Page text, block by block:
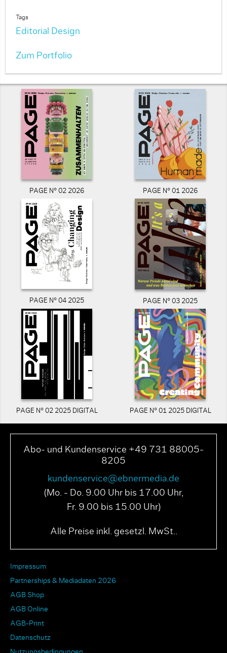
Tags
Editorial Design
Zum Portfolio
PAGE N° 02 2026 PAGE N° 01 2026
PAGE N° 04 2025 PAGE N° 03 2025
PAGE N° 02 2025 DIGITAL PAGE N° 01 2025 DIGITAL
Abo- und Kundenservice +49 731 88005-
8205
kundenservice@ebnermedia.de
(Mo. - Do. 9.00 Uhr bis 17.00 Uhr,
Fr. 9.00 bis 15.00 Uhr)
Alle Preise inkl. gesetzl. MwSt..
Impressum
Partnerships & Mediadaten 2026
AGB Shop
AGB Online
AGB-Print
Datenschutz